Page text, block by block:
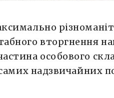
вторгнення
особового
надзвичайних